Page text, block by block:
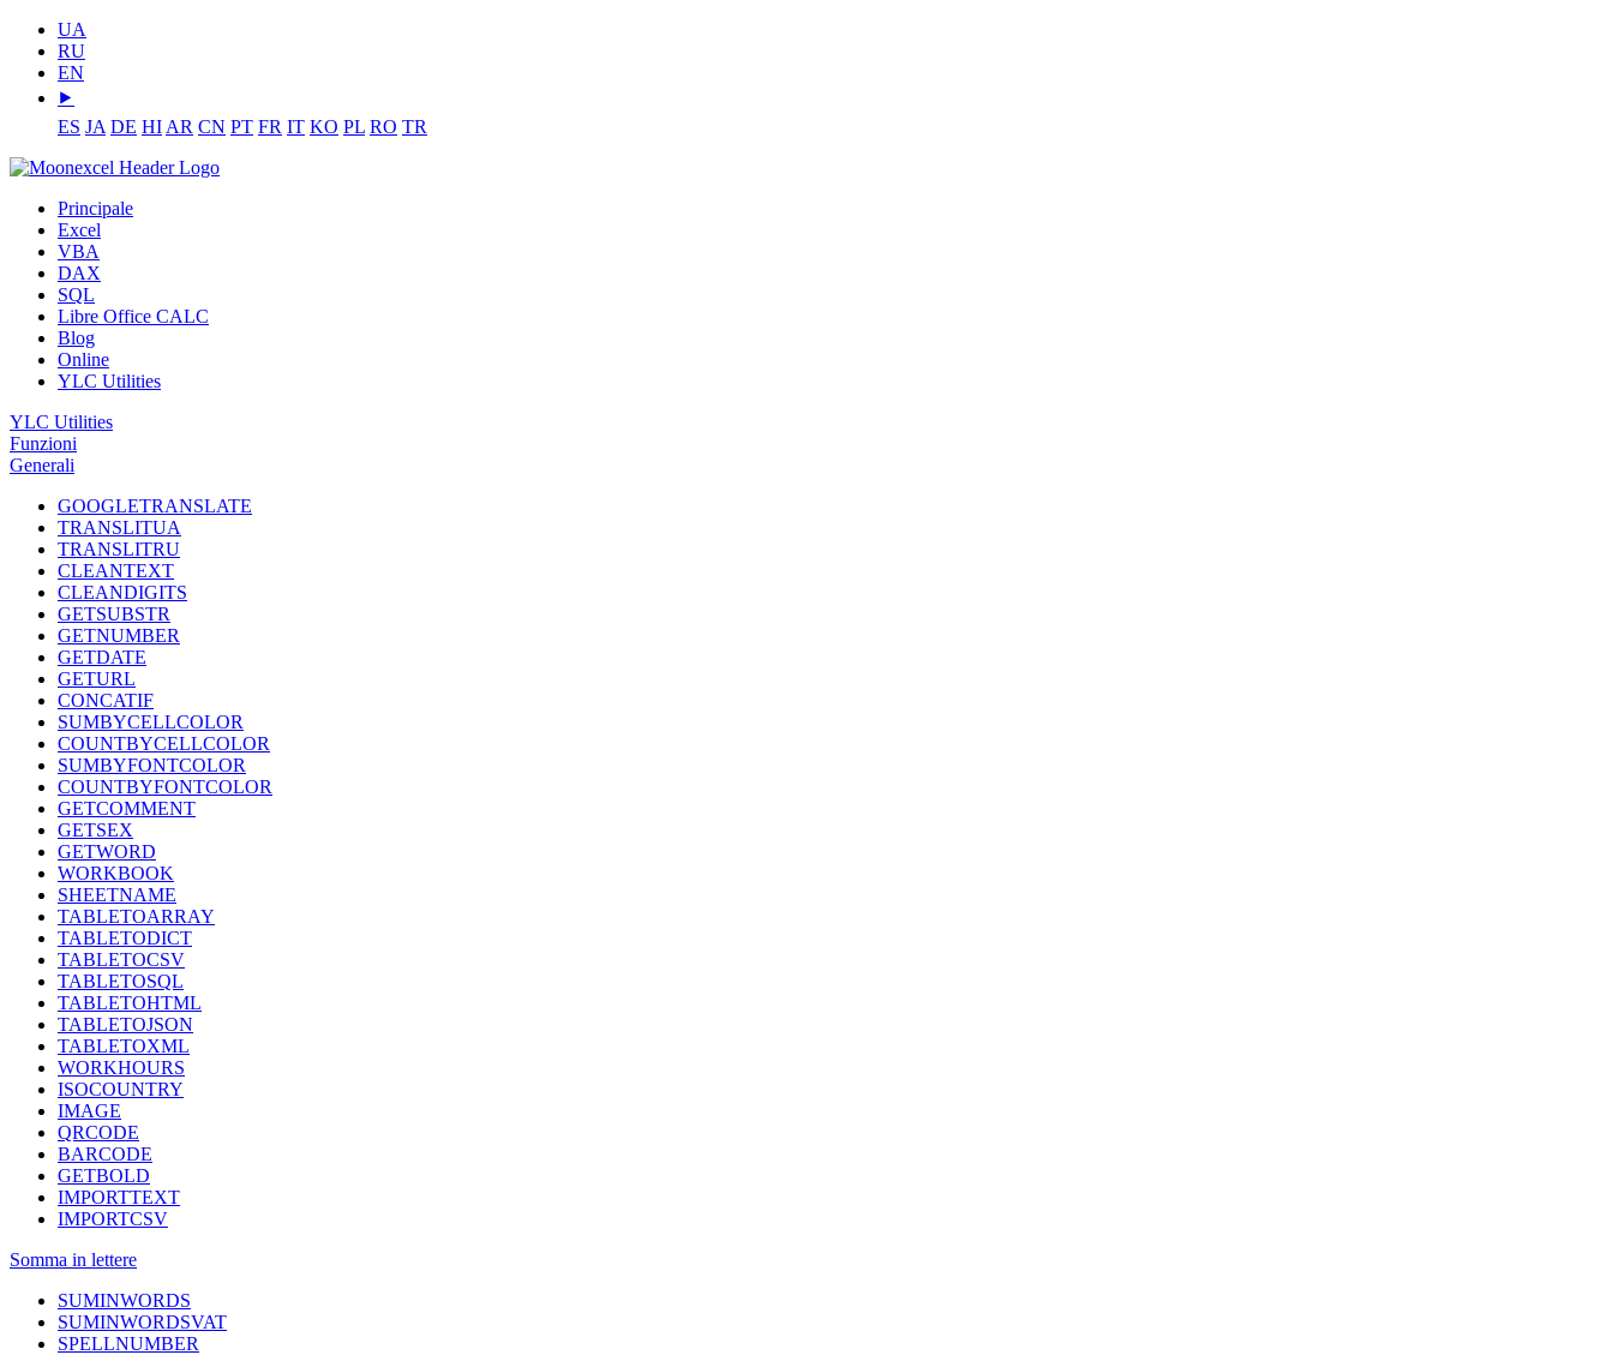
UA
RU
EN
⯈
ES JA DE HI AR CN PT FR IT KO PL RO TR
Principale
Excel
VBA
DAX
SQL
Libre Office CALC
Blog
Online
YLC Utilities
YLC Utilities
Funzioni
Generali
GOOGLETRANSLATE
TRANSLITUA
TRANSLITRU
CLEANTEXT
CLEANDIGITS
GETSUBSTR
GETNUMBER
GETDATE
GETURL
CONCATIF
SUMBYCELLCOLOR
COUNTBYCELLCOLOR
SUMBYFONTCOLOR
COUNTBYFONTCOLOR
GETCOMMENT
GETSEX
GETWORD
WORKBOOK
SHEETNAME
TABLETOARRAY
TABLETODICT
TABLETOCSV
TABLETOSQL
TABLETOHTML
TABLETOJSON
TABLETOXML
WORKHOURS
ISOCOUNTRY
IMAGE
QRCODE
BARCODE
GETBOLD
IMPORTTEXT
IMPORTCSV
Somma in lettere
SUMINWORDS
SUMINWORDSVAT
SPELLNUMBER